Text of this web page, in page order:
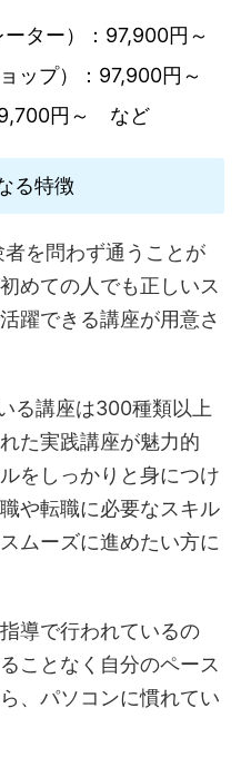
ター）：97,900円～
ップ）：97,900円～
円～ など
る特徴
を問わず通うことが
めての人でも正しいス
躍できる講座が用意さ
る講座は300種類以上
た実践講座が魅力的
をしっかりと身につけ
や転職に必要なスキル
ムーズに進めたい方に
導で行われているの
ことなく自分のペース
、パソコンに慣れてい